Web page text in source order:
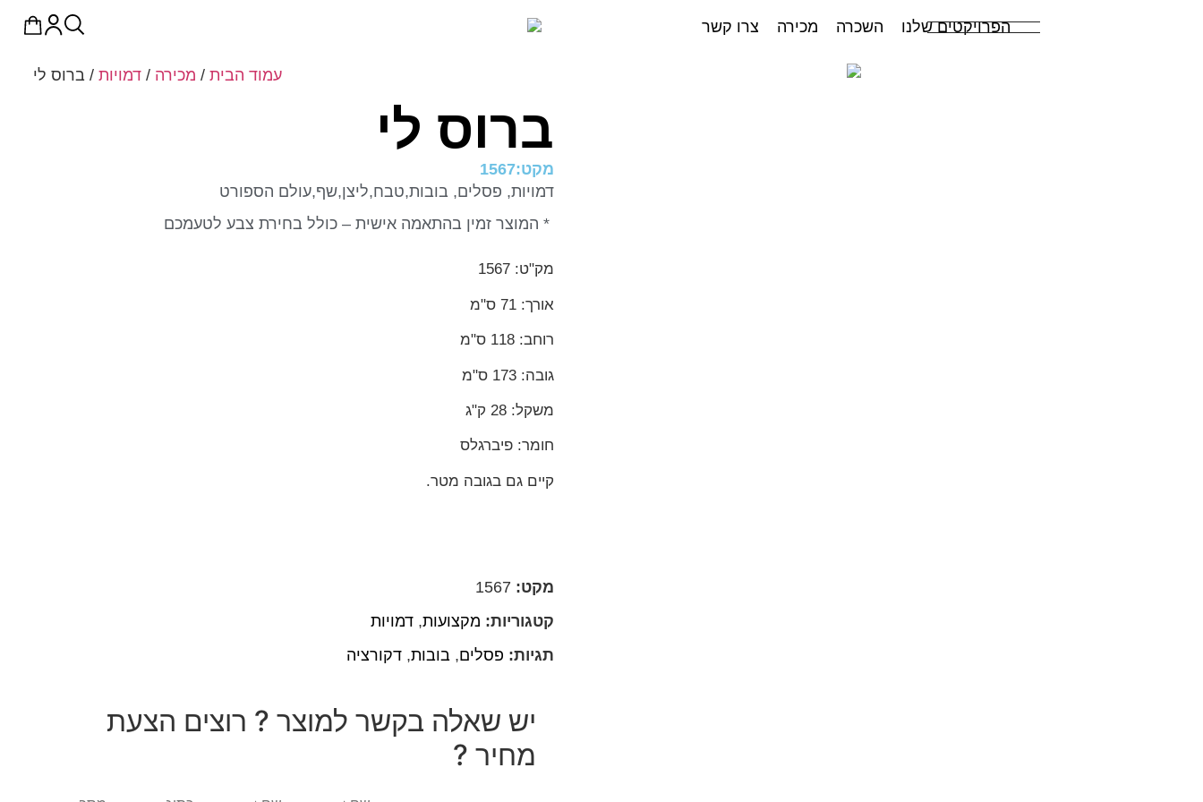
הפרויקטים שלנו השכרה מכירה צרו קשר
עמוד הבית / מכירה /דמויות / ברוס לי
ברוס לי
מקט:1567
דמויות, פסלים, בובות,טבח,ליצן,שף,עולם הספורט
* המוצר זמין בהתאמה אישית – כולל בחירת צבע לטעמכם
מק"ט: 1567
אורך: 71 ס"מ
רוחב: 118 ס"מ
גובה: 173 ס"מ
משקל: 28 ק"ג
חומר: פיברגלס
קיים גם בגובה מטר.
מקט: 1567
קטגוריות: מקצועות, דמויות
תגיות: פסלים, בובות, דקורציה
יש שאלה בקשר למוצר ? רוצים הצעת
מחיר ?